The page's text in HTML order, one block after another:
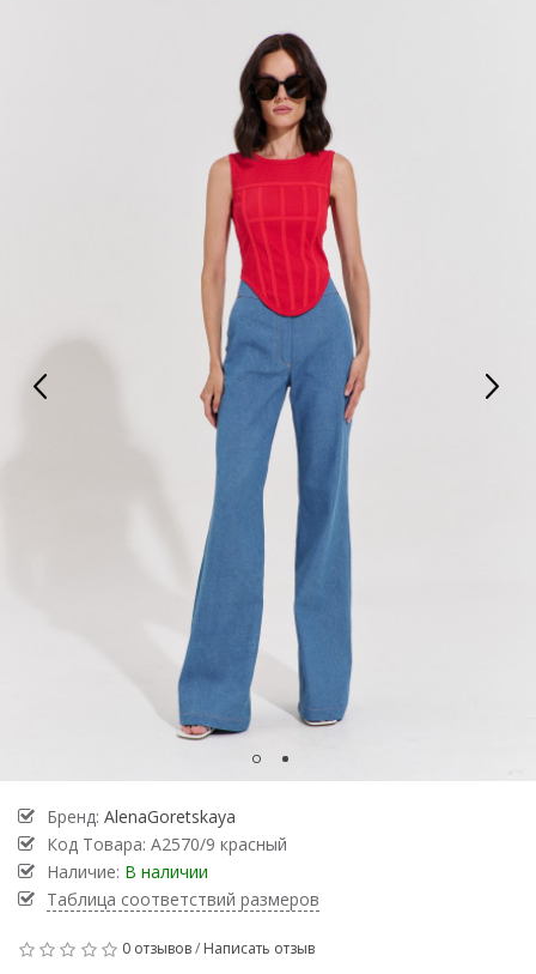
Бренд: AlenaGoretskaya
Код Товара: А2570/9 красный
Наличие: В наличии
Таблица соответствий размеров
0 отзывов/ Написать отзыв